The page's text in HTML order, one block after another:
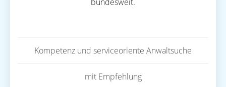
Kompetenz und serviceoriente Anwaltsuche
mit Empfehlung